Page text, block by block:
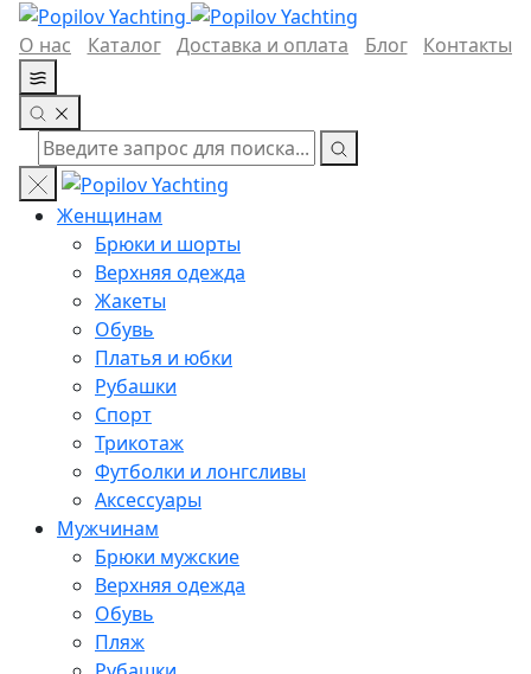
О нас Каталог Доставка и оплата Блог Контакты
Женщинам
Брюки и шорты
Верхняя одежда
Жакеты
Обувь
Платья и юбки
Рубашки
Спорт
Трикотаж
Футболки и лонгсливы
Аксессуары
Мужчинам
Брюки мужские
Верхняя одежда
Обувь
Пляж